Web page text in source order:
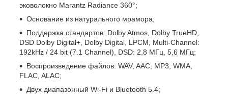
эковолокно Marantz Radiance 360°;
Основание из натурального мрамора;
Поддержка стандартов: Dolby Atmos, Dolby TrueHD,
DSD Dolby Digital+, Dolby Digital, LPCM, Multi-Channel:
192kHz / 24 bit (7.1 Channel), DSD: 2,8 МГц, 5,6 МГц;
Воспроизведение файлов: WAV, AAC, MP3, WMA,
FLAC, ALAC;
Двух диапазонный Wi-Fi и Bluetooth 5.4;